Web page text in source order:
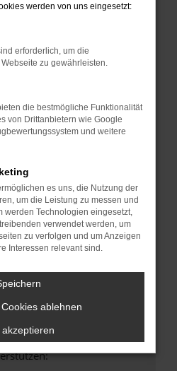
wie Werbeblocker,
Seiten
die Seite in einem
neu.
helfen, vorübergehende
dem neuesten Stand
birgt nicht nur ein
kann auch dazu
Funktionen nicht mehr
Webseitenbetreiber.
Schritte versucht
bitte. Wir werden
zu beheben. Du kannst
um uns bei der
werden von uns eingesetzt:
erforderlich, um die
zu gewährleisten.
die bestmögliche Funktionalität
von Drittanbietern wie Google
und weitere
es uns, die Nutzung der
um die Leistung zu messen und
werden Technologien eingesetzt,
verwendet werden, um
zu verfolgen und um Anzeigen
Interessen relevant sind.
ablehnen
akzeptieren